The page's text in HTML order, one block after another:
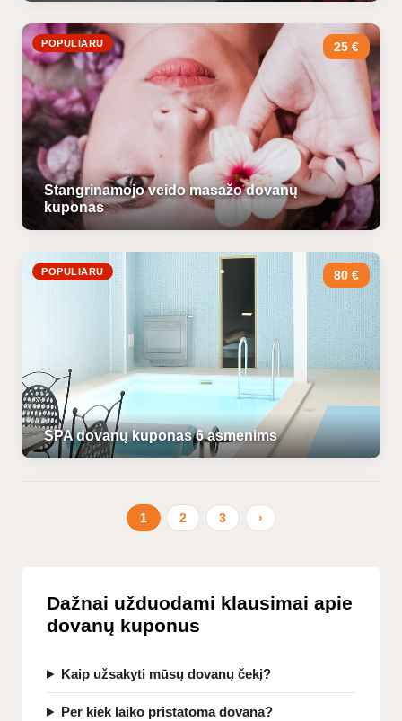
POPULIARU 25 €
Stangrinamojo veido masažo dovanų
kuponas
POPULIARU 80 €
SPA dovanų kuponas 6 asmenims
1 2 3 ›
Dažnai užduodami klausimai apie
dovanų kuponus
Kaip užsakyti mūsų dovanų čekį?
Per kiek laiko pristatoma dovana?